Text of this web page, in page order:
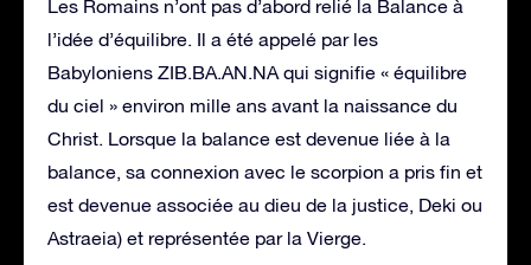
Les Romains n’ont pas d’abord relié la Balance à
l’idée d’équilibre. Il a été appelé par les
Babyloniens ZIB.BA.AN.NA qui signifie « équilibre
du ciel » environ mille ans avant la naissance du
Christ. Lorsque la balance est devenue liée à la
balance, sa connexion avec le scorpion a pris fin et
est devenue associée au dieu de la justice, Deki ou
Astraeia) et représentée par la Vierge.